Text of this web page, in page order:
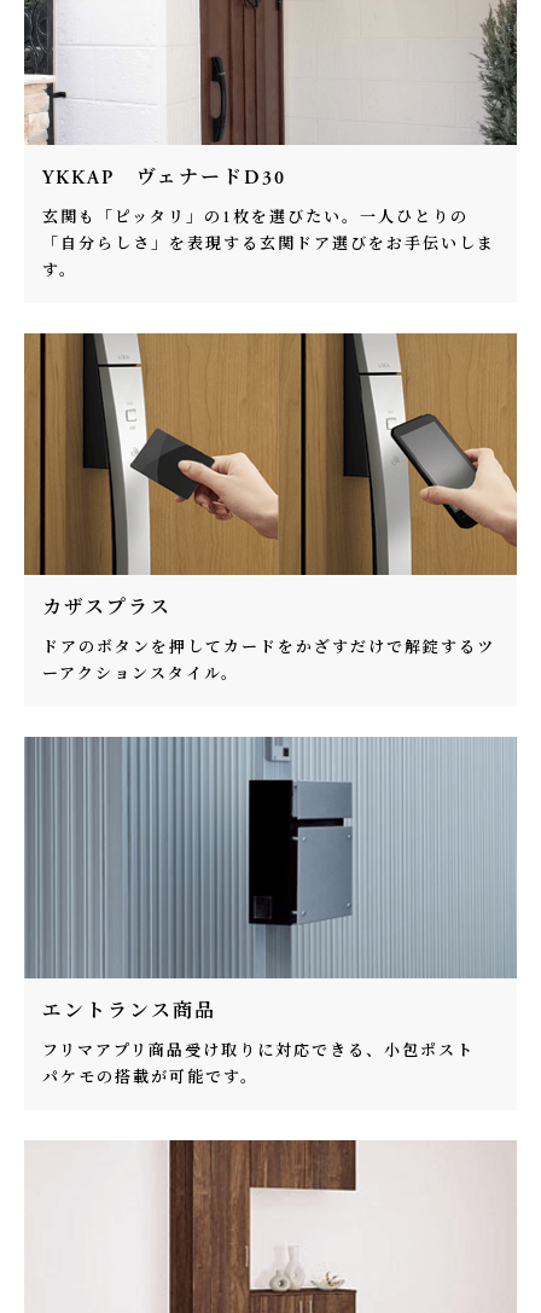
YKKAP ヴェナードD30
玄関も「ピッタリ」の1枚を選びたい。一人ひとりの
「自分らしさ」を表現する玄関ドア選びをお手伝いしま
す。
カザスプラス
ドアのボタンを押してカードをかざすだけで解錠するツ
ーアクションスタイル。
エントランス商品
フリマアプリ商品受け取りに対応できる、小包ポスト
パケモの搭載が可能です。